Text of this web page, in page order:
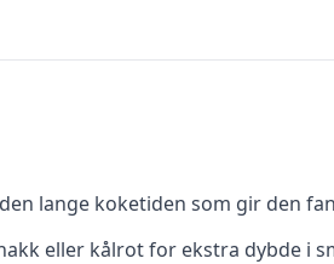
lange koketiden som gir den
eller kålrot for ekstra dybde i